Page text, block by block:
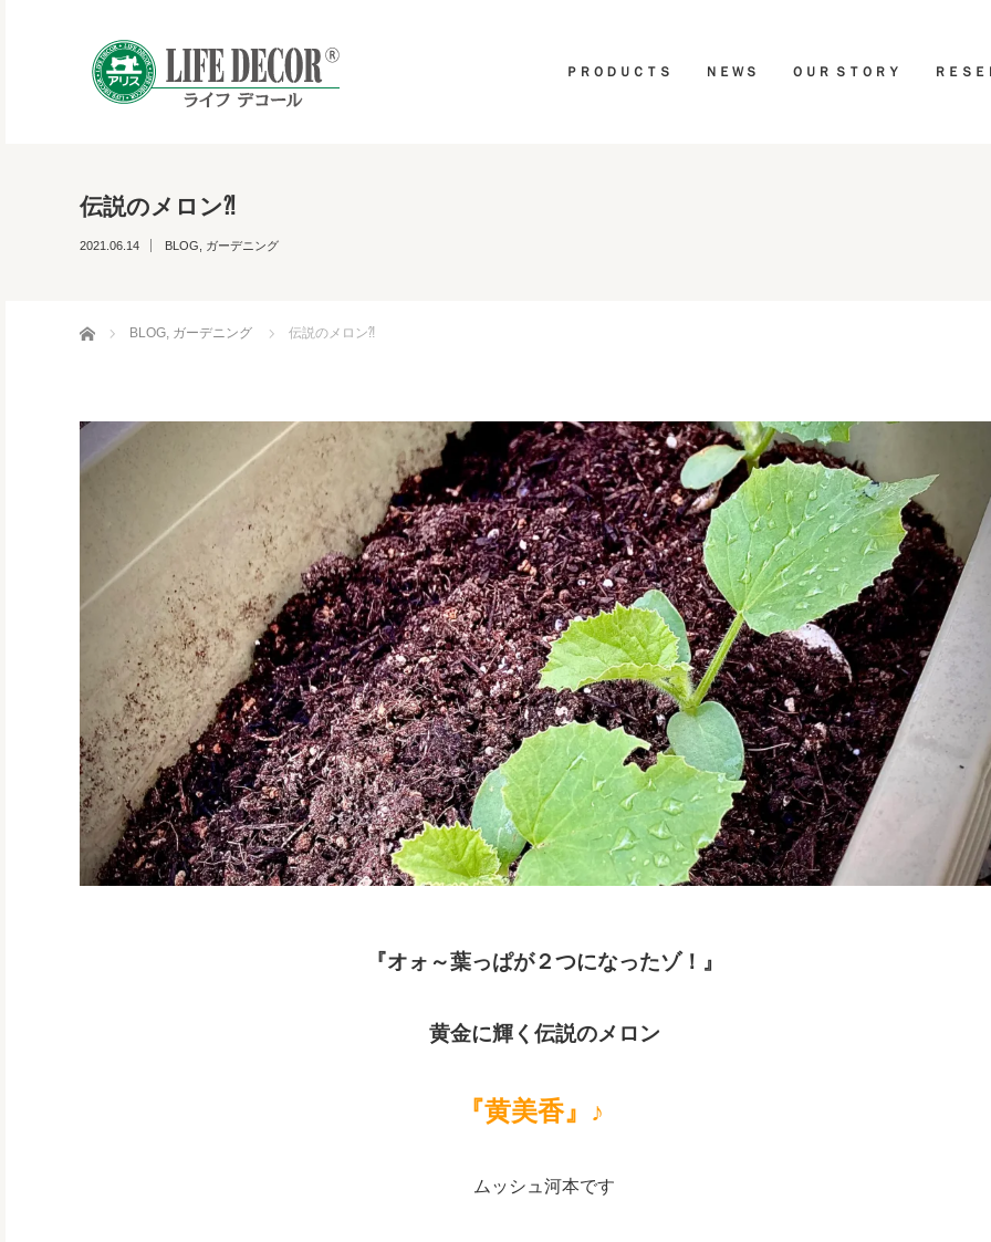
ＰＲＯＤＵＣＴＳ ＮＥＷＳ ＯＵＲ ＳＴＯＲＹ ＲＥＳ
伝説のメロン⁈
2021.06.14 BLOG ガーデニング
ホーム BLOG, ガーデニング 伝説のメロン⁈
『オォ～葉っぱが２つになったゾ！』
黄金に輝く伝説のメロン
『黄美香』♪
ムッシュ河本です